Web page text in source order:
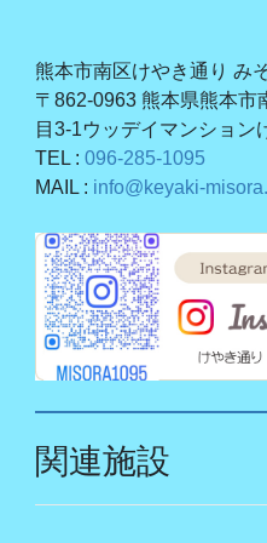
熊本市南区けやき通り み
〒862-0963 熊本県熊本市
目3-1ウッデイマンション
TEL :096-285-1095
MAIL : info@keyaki-
関連施設